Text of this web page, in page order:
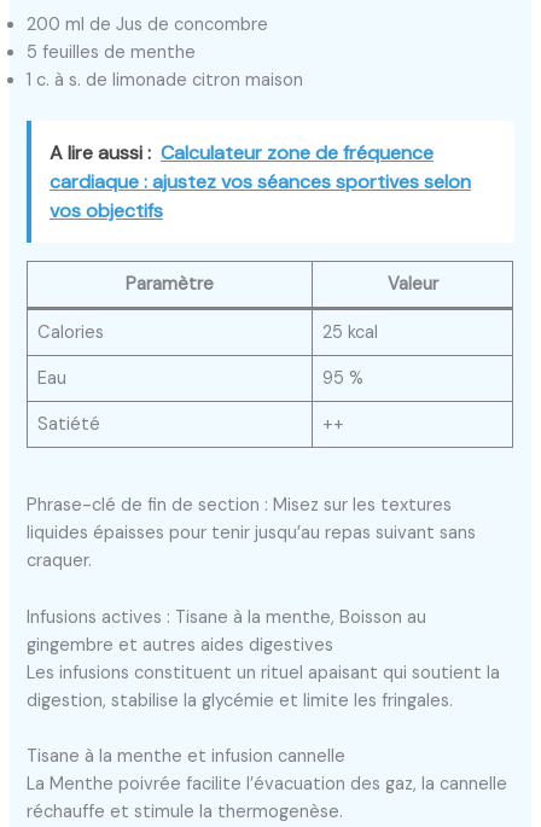
200 ml de Jus de concombre
5 feuilles de menthe
1 c. à s. de limonade citron maison
A lire aussi : Calculateur zone de fréquence
cardiaque : ajustez vos séances sportives selon
vos objectifs
Paramètre Valeur
Calories
25 kcal
Eau
95 %
Satiété
++
Phrase-clé de fin de section : Misez sur les textures
liquides épaisses pour tenir jusqu’au repas suivant sans
craquer.
Infusions actives : Tisane à la menthe, Boisson au
gingembre et autres aides digestives
Les infusions constituent un rituel apaisant qui soutient la
digestion, stabilise la glycémie et limite les fringales.
Tisane à la menthe et infusion cannelle
La Menthe poivrée facilite l’évacuation des gaz, la cannelle
réchauffe et stimule la thermogenèse.